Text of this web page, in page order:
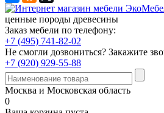
ценные породы древесины
Заказ мебели по телефону:
+7 (495) 741-82-02
Не смогли дозвониться? Закажите
+7 (920) 929-55-88
Москва и Московская область
0